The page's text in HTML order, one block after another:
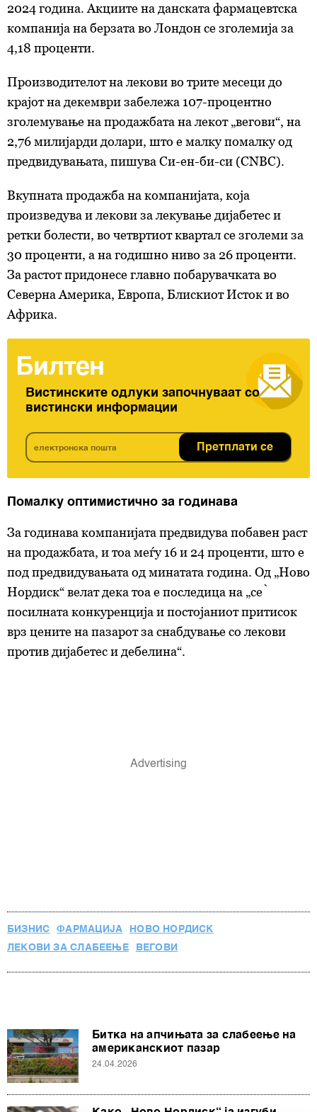
2024 година. Акциите на данската фармацевтска
компанија на берзата во Лондон се зголемија за
4,18 проценти.
Производителот на лекови во трите месеци до
крајот на декември забележа 107-процентно
зголемување на продажбата на лекот „вегови“, на
2,76 милијарди долари, што е малку помалку од
предвидувањата, пишува Си-ен-би-си (CNBC).
Вкупната продажба на компанијата, која
произведува и лекови за лекување дијабетес и
ретки болести, во четвртиот квартал се зголеми за
30 проценти, а на годишно ниво за 26 проценти.
За растот придонесе главно побарувачката во
Северна Америка, Европа, Блискиот Исток и во
Африка.
Билтен
Вистинските одлуки започнуваат со
вистински информации
Претплати се
Помалку оптимистично за годинава
За годинава компанијата предвидува побавен раст
на продажбата, и тоа меѓу 16 и 24 проценти, што е
под предвидувањата од минатата година. Од „Ново
Нордиск“ велат дека тоа е последица на „сѐ
посилната конкуренција и постојаниот притисок
врз цените на пазарот за снабдување со лекови
против дијабетес и дебелина“.
БИЗНИС ФАРМАЦИЈА
НОВО НОРДИСК
ЛЕКОВИ ЗА СЛАБЕЕЊЕ
ВЕГОВИ
Битка на апчињата за слабеење на
американскиот пазар
24.04.2026